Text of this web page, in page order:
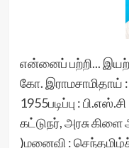
என்னைப் பற்றி...
கோ. இராமசாமிதாய்
1955படிப்பு :
கட்டுநர், அரசு
)மனைவி :